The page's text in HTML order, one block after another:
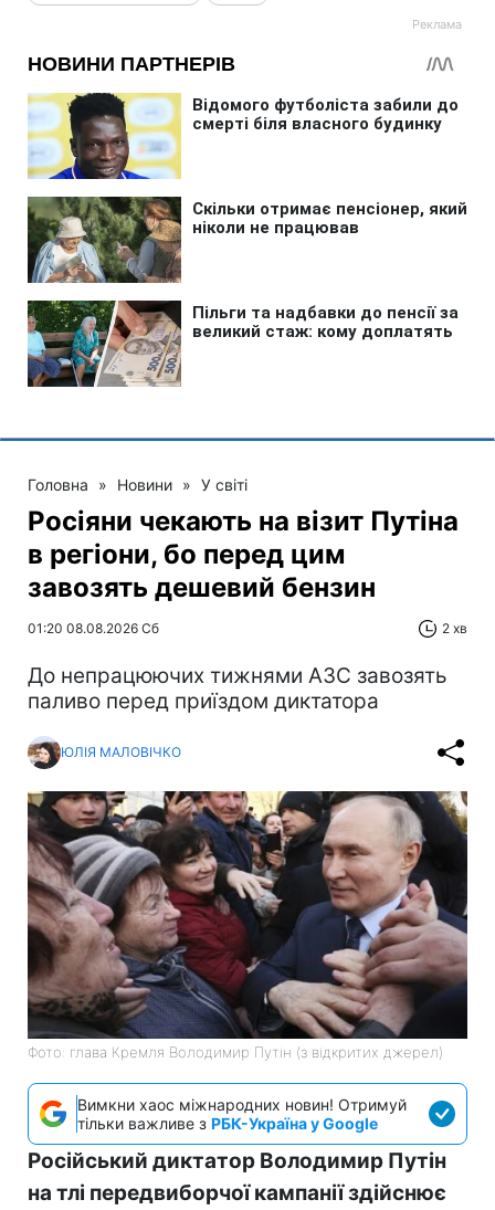
Головна » Новини » У світі
Росіяни чекають на візит Путіна
в регіони, бо перед цим
завозять дешевий бензин
01:20 08.08.2026 Сб 2 хв
До непрацюючих тижнями АЗС завозять
паливо перед приїздом диктатора
ЮЛІЯ МАЛОВІЧКО
Фото: глава Кремля Володимир Путін (з відкритих джерел)
Вимкни хаос міжнародних новин! Отримуй
тільки важливе з РБК-Україна у Google
Російський диктатор Володимир Путін
на тлі передвиборчої кампанії здійснює